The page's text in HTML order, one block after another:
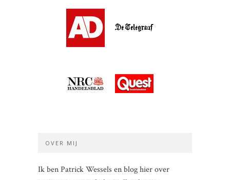
OVER MIJ
Ik ben Patrick Wessels en blog hier over